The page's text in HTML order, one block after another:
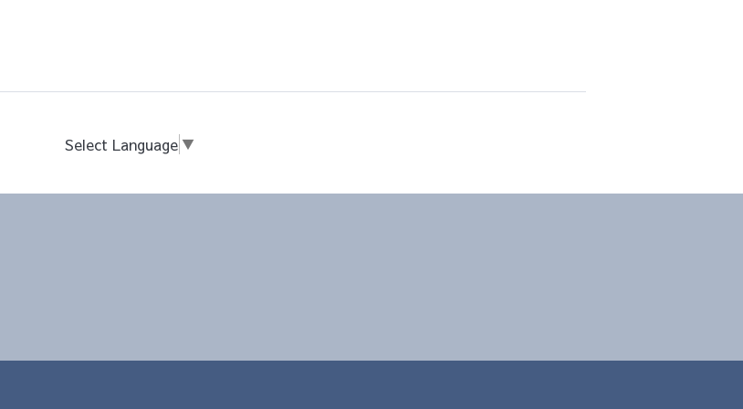
Select Language ▼